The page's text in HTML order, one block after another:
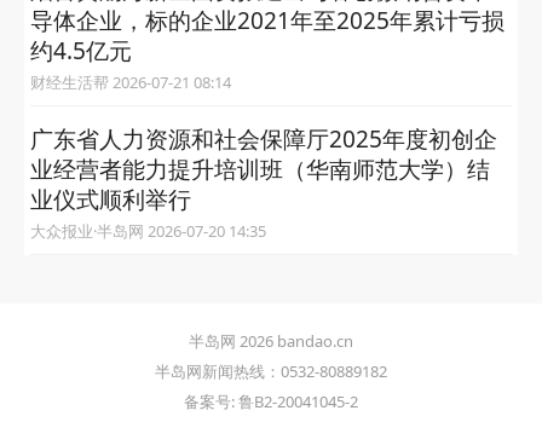
导体企业，标的企业2021年至2025年累计亏损
约4.5亿元
财经生活帮 2026-07-21 08:14
广东省人力资源和社会保障厅2025年度初创企
业经营者能力提升培训班（华南师范大学）结
业仪式顺利举行
大众报业·半岛网 2026-07-20 14:35
半岛网 2026 bandao.cn
半岛网新闻热线：0532-80889182
备案号: 鲁B2-20041045-2